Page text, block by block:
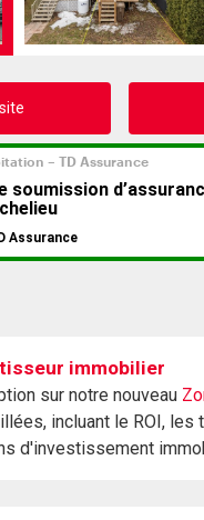
immobilier
sur notre nouveau
incluant le ROI, les
d'investissement